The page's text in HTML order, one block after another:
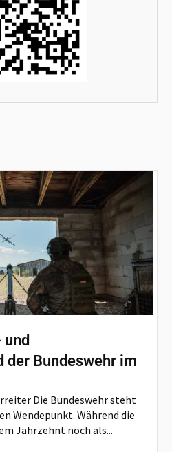
der Bundeswehr im
Die Bundeswehr steht
Wendepunkt. Während die
Jahrzehnt noch als...